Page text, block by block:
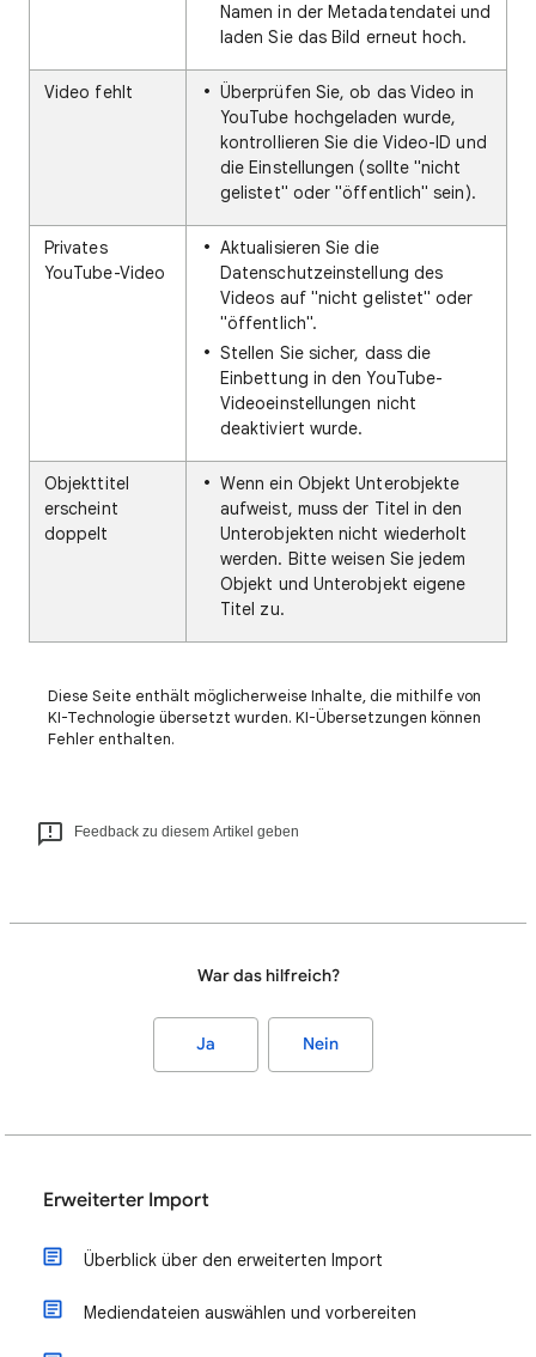
Namen in der Metadatendatei und
laden Sie das Bild erneut hoch.
Video fehlt
Überprüfen Sie, ob das Video in
YouTube hochgeladen wurde,
kontrollieren Sie die Video-ID und
die Einstellungen (sollte "nicht
gelistet" oder "öffentlich" sein).
Privates
YouTube-Video
Aktualisieren Sie die
Datenschutzeinstellung des
Videos auf "nicht gelistet" oder
"öffentlich".
Stellen Sie sicher, dass die
Einbettung in den YouTube-
Videoeinstellungen nicht
deaktiviert wurde.
Objekttitel
erscheint
doppelt
Wenn ein Objekt Unterobjekte
aufweist, muss der Titel in den
Unterobjekten nicht wiederholt
werden. Bitte weisen Sie jedem
Objekt und Unterobjekt eigene
Titel zu.
Diese Seite enthält möglicherweise Inhalte, die mithilfe von
KI-Technologie übersetzt wurden. KI-Übersetzungen können
Fehler enthalten.
Feedback zu diesem Artikel geben
War das hilfreich?
Ja Nein
Erweiterter Import
Überblick über den erweiterten Import
Mediendateien auswählen und vorbereiten